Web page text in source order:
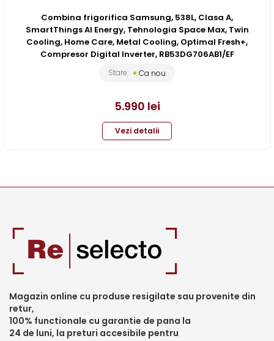
Combina frigorifica Samsung, 538L, Clasa A,
SmartThings AI Energy, Tehnologia Space Max, Twin
Cooling, Home Care, Metal Cooling, Optimal Fresh+,
Compresor Digital Inverter, RB53DG706AB1/EF
Stare: Ca nou
5.990 lei
Vezi detalii
Magazin online cu produse resigilate sau provenite din
retur,
100% functionale cu garantie de pana la
24 de luni, la preturi accesibile pentru